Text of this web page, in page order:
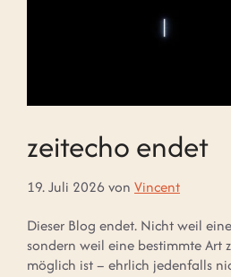
zeitecho endet
19. Juli 2026von Vincent
Dieser Blog endet. Nicht weil
sondern weil eine bestimmte Art
möglich ist – ehrlich jedenfalls